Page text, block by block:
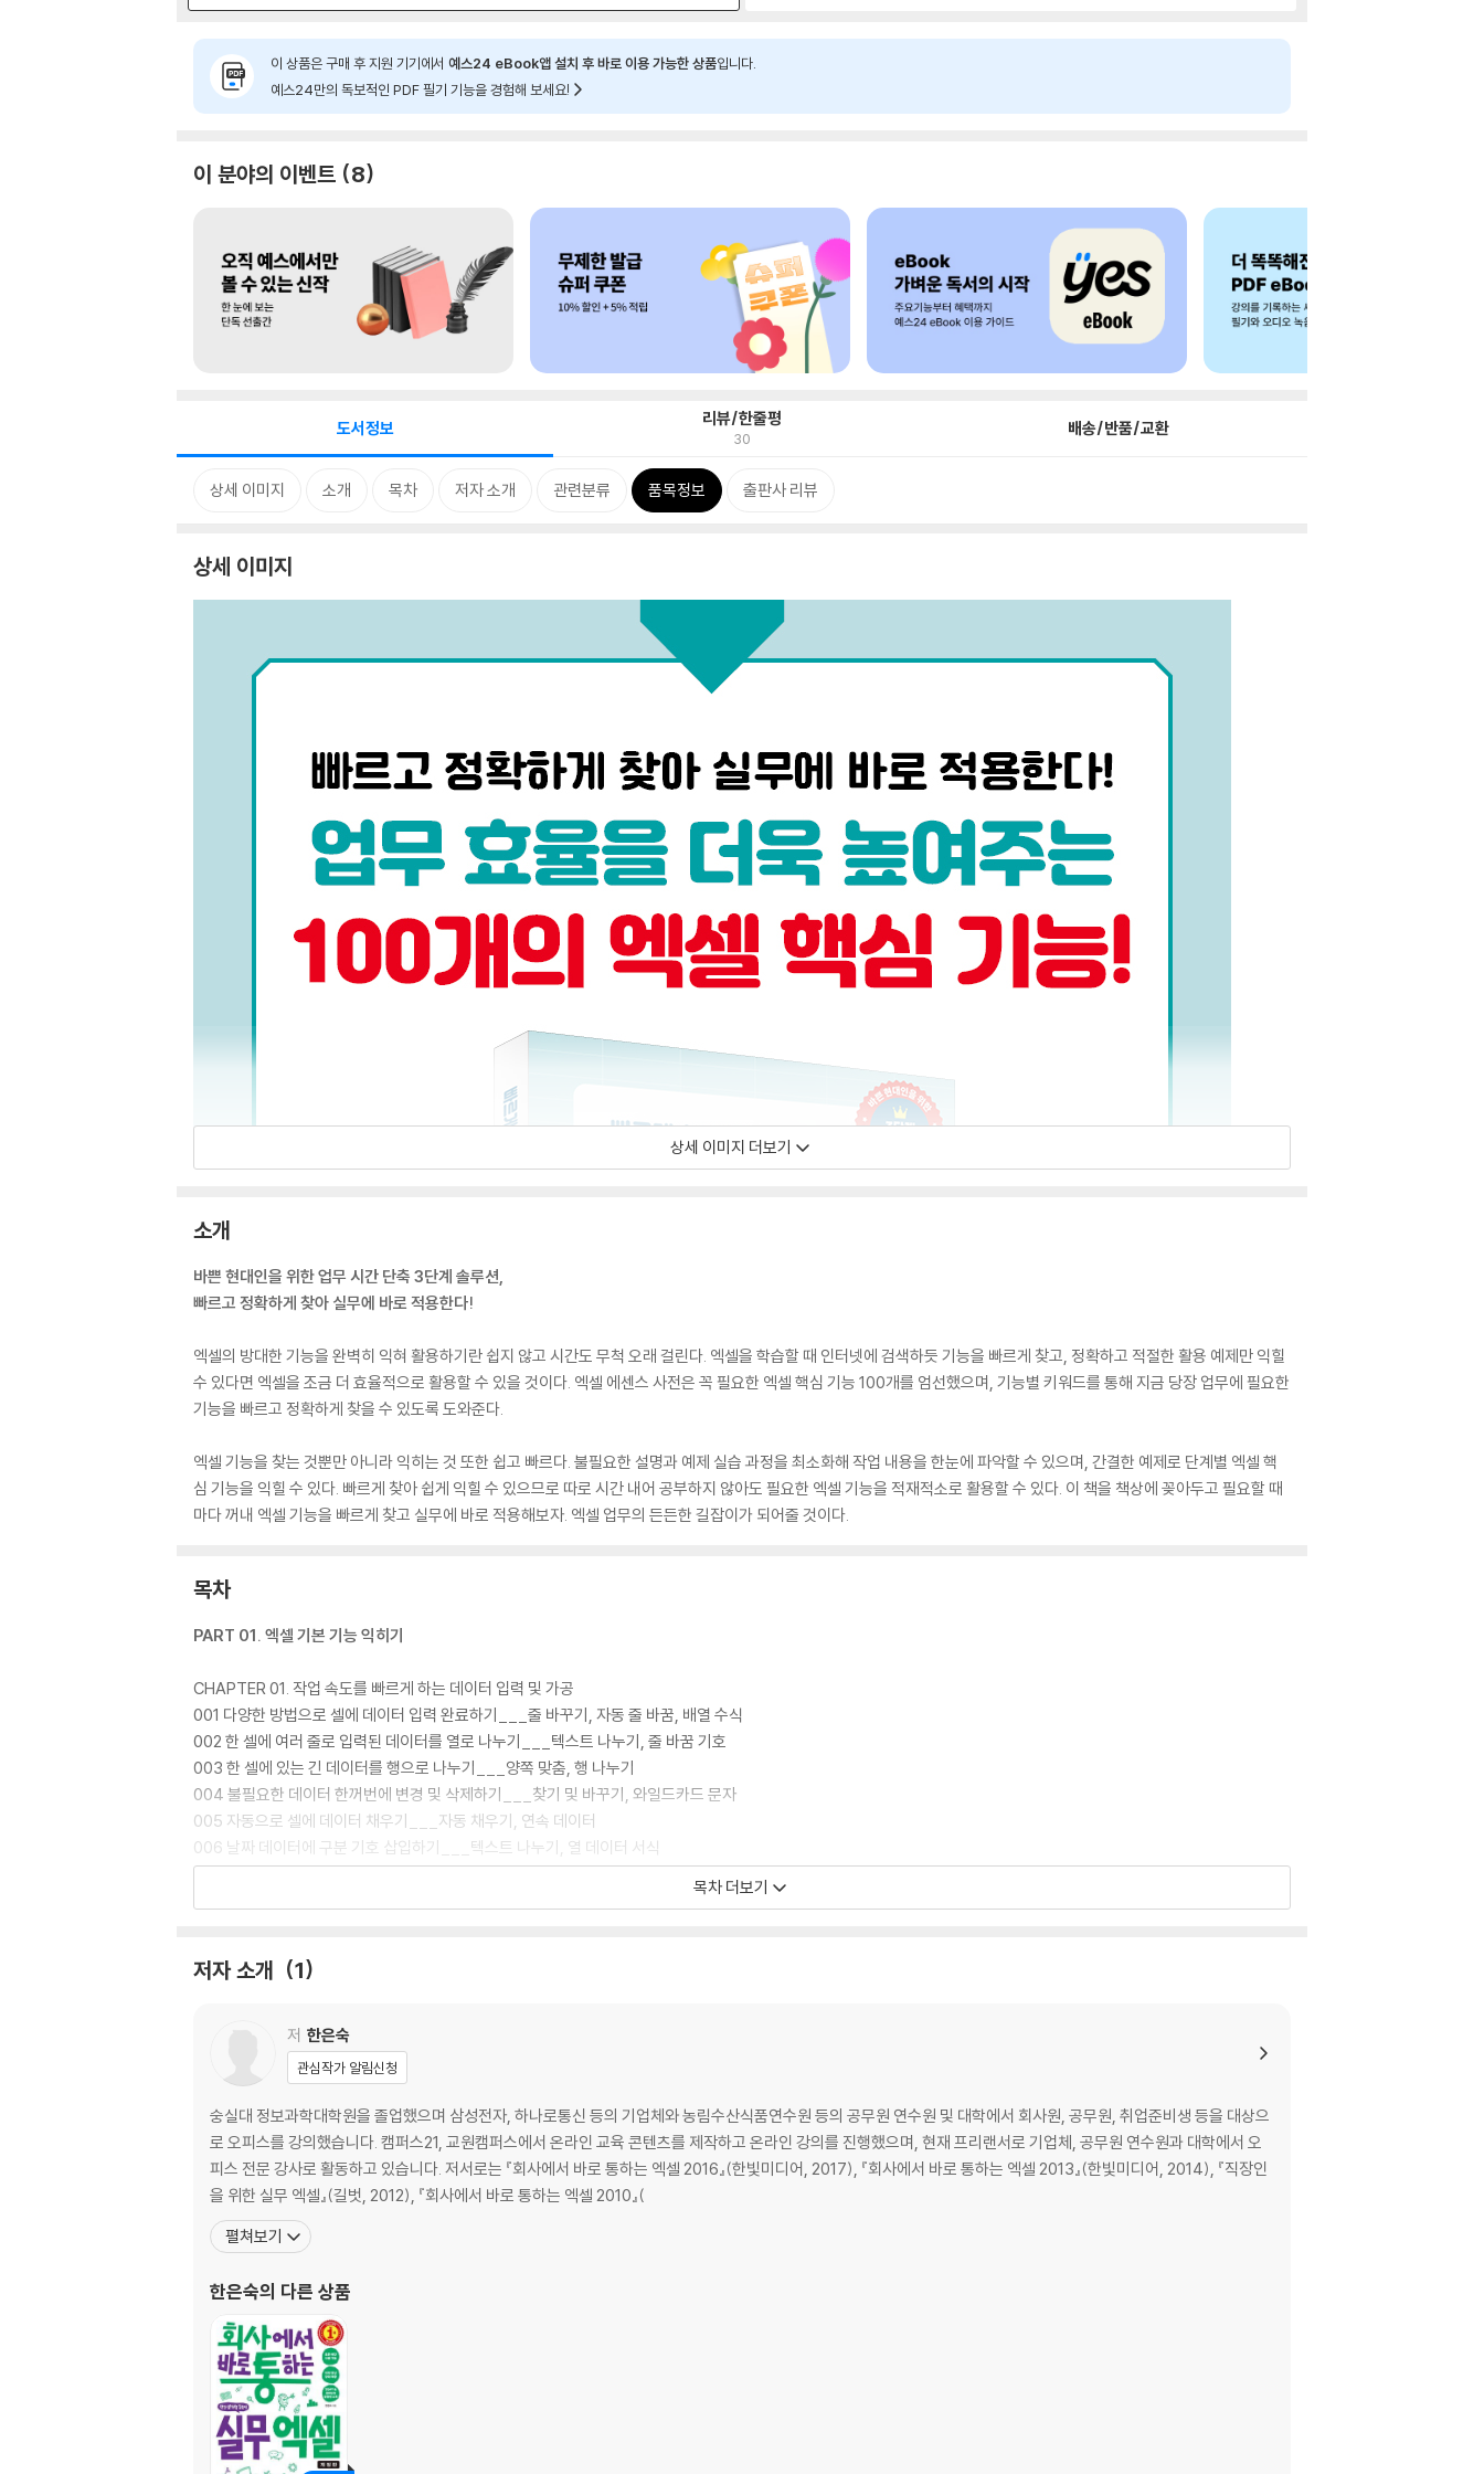
이 상품은 구매 후 지원 기기에서 예스24 eBook앱 설치 후 바로 이용 가능한 상품입니다.
예스24만의 독보적인 PDF 필기 기능을 경험해 보세요!
이 분야의 이벤트 8
도서정보 리뷰/한줄평
30 배송/반품/교환
상세 이미지 소개 목차 저자 소개 관련분류 품목정보 출판사 리뷰
상세 이미지
상세 이미지 더보기
소개
바쁜 현대인을 위한 업무 시간 단축 3단계 솔루션,
빠르고 정확하게 찾아 실무에 바로 적용한다!
엑셀의 방대한 기능을 완벽히 익혀 활용하기란 쉽지 않고 시간도 무척 오래 걸린다. 엑셀을 학습할 때 인터넷에 검색하듯 기능을 빠르게 찾고, 정확하고 적절한 활용 예제만 익힐
수 있다면 엑셀을 조금 더 효율적으로 활용할 수 있을 것이다. 엑셀 에센스 사전은 꼭 필요한 엑셀 핵심 기능 100개를 엄선했으며, 기능별 키워드를 통해 지금 당장 업무에 필요한
기능을 빠르고 정확하게 찾을 수 있도록 도와준다.
엑셀 기능을 찾는 것뿐만 아니라 익히는 것 또한 쉽고 빠르다. 불필요한 설명과 예제 실습 과정을 최소화해 작업 내용을 한눈에 파악할 수 있으며, 간결한 예제로 단계별 엑셀 핵
심 기능을 익힐 수 있다. 빠르게 찾아 쉽게 익힐 수 있으므로 따로 시간 내어 공부하지 않아도 필요한 엑셀 기능을 적재적소로 활용할 수 있다. 이 책을 책상에 꽂아두고 필요할 때
마다 꺼내 엑셀 기능을 빠르게 찾고 실무에 바로 적용해보자. 엑셀 업무의 든든한 길잡이가 되어줄 것이다.
목차
PART 01. 엑셀 기본 기능 익히기
CHAPTER 01. 작업 속도를 빠르게 하는 데이터 입력 및 가공
001 다양한 방법으로 셀에 데이터 입력 완료하기___줄 바꾸기, 자동 줄 바꿈, 배열 수식
002 한 셀에 여러 줄로 입력된 데이터를 열로 나누기___텍스트 나누기, 줄 바꿈 기호
003 한 셀에 있는 긴 데이터를 행으로 나누기___양쪽 맞춤, 행 나누기
004 불필요한 데이터 한꺼번에 변경 및 삭제하기___찾기 및 바꾸기, 와일드카드 문자
005 자동으로 셀에 데이터 채우기___자동 채우기, 연속 데이터
006 날짜 데이터에 구분 기호 삽입하기___텍스트 나누기, 열 데이터 서식
007 빠른 채우기로 텍스트 나누고 수정하기___빠른 채우기
009 한번에 합계 구하고 서식 지정하기___자동 합계, 다중 범위 행 삽입
011 다중 셀 한번에 선택하고 테두리 및 이름 정의하기___상수 셀만 선택, 이름 정의하기
012 숫자 셀만 선택하고 값을 두 배로 바꾸기___이동 옵션, 숫자 셀만 선택, 연산하여 붙여넣기
013 목록에서 문자가 입력된 행만 삭제하기___이동 옵션, 문자 셀만 선택
CHAPTER 03. 엑셀 서식 지정하기
014 전체 병합하고 선택 영역 가운데 맞추기___전체 병합, 균등 분할, 선택 영역 가운데 맞춤
015 고정된 열 너비에 맞춰 긴 데이터 맞춤 설정하기___셀에 맞춤, 자동 줄 바꿈
016 클립보드로 다중 시트 범위 복사하기___클립보드, 원본 열 너비
017 데이터 범위의 행/열 방향 바꾸기___행/열 바꿈
019 셀 범위를 그림으로 복사해 붙여넣기___기타 붙여넣기 옵션, 그림으로 붙여넣기, 연결된 그림
CHAPTER 04. 데이터 종류별 유용한 표시 형식
020 숫자 앞에 0 표시하기___텍스트 형식, 숫자 서식 코드 0, #
021 데이터에 특정 텍스트 일괄 표시하기___문자 서식 코드 @, 숫자 서식 코드 0, #, ?
022 숫자 단위 줄이기___연산하여 붙여넣기, 숫자 서식 코드 쉼표(,), 작업 반복
023 양수, 음수, 0, 문자 표시 형식 한번에 지정하기___사용자 지정 색상 서식 코드
목차 더보기
저자 소개 1
저 한은숙
관심작가 알림신청
숭실대 정보과학대학원을 졸업했으며 삼성전자, 하나로통신 등의 기업체와 농림수산식품연수원 등의 공무원 연수원 및 대학에서 회사원, 공무원, 취업준비생 등을 대상으
로 오피스를 강의했습니다. 캠퍼스21, 교원캠퍼스에서 온라인 교육 콘텐츠를 제작하고 온라인 강의를 진행했으며, 현재 프리랜서로 기업체, 공무원 연수원과 대학에서 오
피스 전문 강사로 활동하고 있습니다. 저서로는 『회사에서 바로 통하는 엑셀 2016』(한빛미디어, 2017), 『회사에서 바로 통하는 엑셀 2013』(한빛미디어, 2014), 『직장인
을 위한 실무 엑셀』(길벗, 2012), 『회사에서 바로 통하는 엑셀 2010』(
펼쳐보기
한은숙의 다른 상품